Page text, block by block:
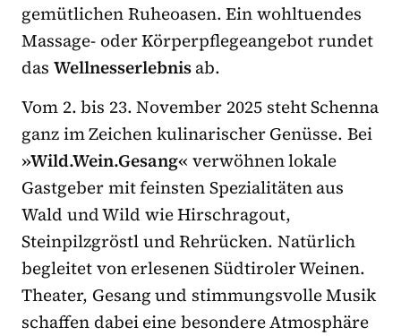
gemütlichen Ruheoasen. Ein wohltuendes
Massage- oder Körperpflegeangebot rundet
das Wellnesserlebnisab.
Vom 2. bis 23. November 2025 steht Schenna
ganz im Zeichen kulinarischer Genüsse. Bei
»Wild.Wein.Gesang« verwöhnen lokale
Gastgeber mit feinsten Spezialitäten aus
Wald und Wild wie Hirschragout,
Steinpilzgröstl und Rehrücken. Natürlich
begleitet von erlesenen Südtiroler Weinen.
Theater, Gesang und stimmungsvolle Musik
schaffen dabei eine besondere Atmosphäre